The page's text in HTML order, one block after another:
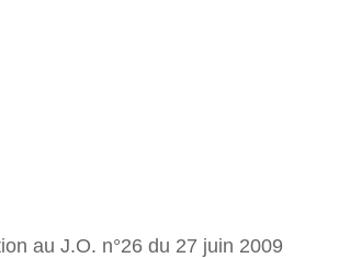
au J.O. n°26 du 27 juin 2009